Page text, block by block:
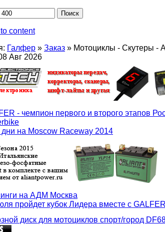
content
Галфер » Заказ » Мотоциклы - Скутеры -
Авг 2026
- чемпион первого и второго этапов
дни на Moscow Raceway 2014
на АДМ Москва
пройдет кубок Лидера вместе с GALFER
диск для мотоциклов спорт/город